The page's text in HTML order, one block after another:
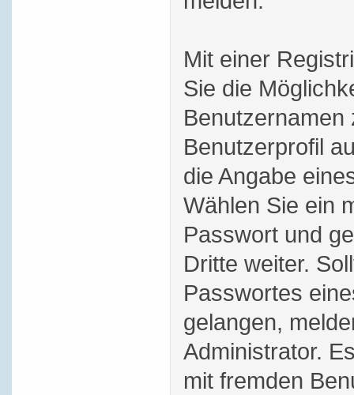
Mit einer
Sie die
Benutzernamen
Benutzerprofil
die Angabe
Wählen Sie ein
Passwort und
Dritte weiter.
Passwortes
gelangen,
Administrator.
mit fremden